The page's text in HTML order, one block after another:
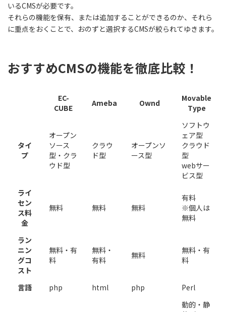
いるCMSが必要です。
それらの機能を保有、または追加することができるのか、それら
に重点をおくことで、おのずと選択するCMSが絞られてゆきます。
おすすめCMSの機能を徹底比較！
EC-
CUBE
Ameba Ownd
Movable
Type
タイ
プ
オープン
ソース
型・クラ
ウド型
クラウ
ド型
オープンソ
ース型
ソフトウ
ェア型
クラウド
型
webサー
ビス型
ライ
セン
ス料
金
無料 無料 無料
有料
※個人は
無料
ラン
ニン
グコ
スト
無料・有
料
無料・
有料
無料
無料・有
料
言語 php html php Perl
動的・静